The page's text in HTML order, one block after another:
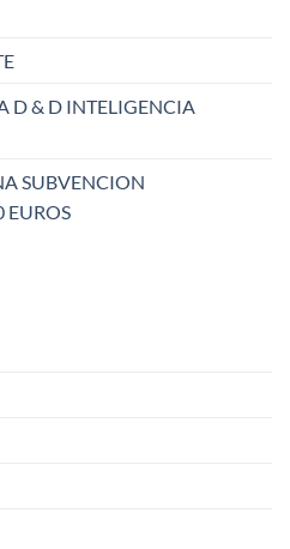
D & D INTELIGENCIA
SUBVENCION
EUROS